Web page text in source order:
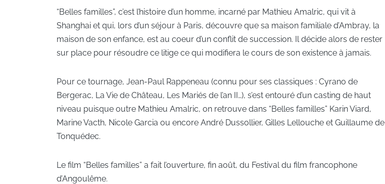
“Belles familles”, c’est l’histoire d’un homme, incarné par Mathieu Amalric, qui vit à
Shanghai et qui, lors d’un séjour à Paris, découvre que sa maison familiale d’Ambray, la
maison de son enfance, est au coeur d’un conflit de succession. Il décide alors de rester
sur place pour résoudre ce litige ce qui modifiera le cours de son existence à jamais.
Pour ce tournage, Jean-Paul Rappeneau (connu pour ses classiques : Cyrano de
Bergerac, La Vie de Château, Les Mariés de l’an II…), s’est entouré d’un casting de haut
niveau puisque outre Mathieu Amalric, on retrouve dans “Belles familles” Karin Viard,
Marine Vacth, Nicole Garcia ou encore André Dussollier, Gilles Lellouche et Guillaume de
Tonquédec.
Le film “Belles familles” a fait l’ouverture, fin août, du Festival du film francophone
d’Angoulême.